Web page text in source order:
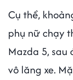
Cụ thể,
phụ nữ chạy
Mazda 5,
vô lăng xe.